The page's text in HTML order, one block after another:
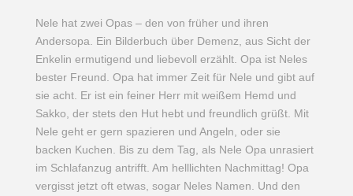
Nele hat zwei Opas – den von früher und ihren
Andersopa. Ein Bilderbuch über Demenz, aus Sicht der
Enkelin ermutigend und liebevoll erzählt. Opa ist Neles
bester Freund. Opa hat immer Zeit für Nele und gibt auf
sie acht. Er ist ein feiner Herr mit weißem Hemd und
Sakko, der stets den Hut hebt und freundlich grüßt. Mit
Nele geht er gern spazieren und Angeln, oder sie
backen Kuchen. Bis zu dem Tag, als Nele Opa unrasiert
im Schlafanzug antrifft. Am helllichten Nachmittag! Opa
vergisst jetzt oft etwas, sogar Neles Namen. Und den